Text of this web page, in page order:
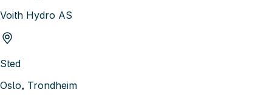
Voith Hydro AS
Sted
Oslo, Trondheim